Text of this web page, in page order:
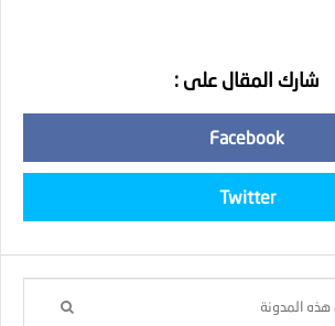
شارك المقال على :
Facebook
Twitter